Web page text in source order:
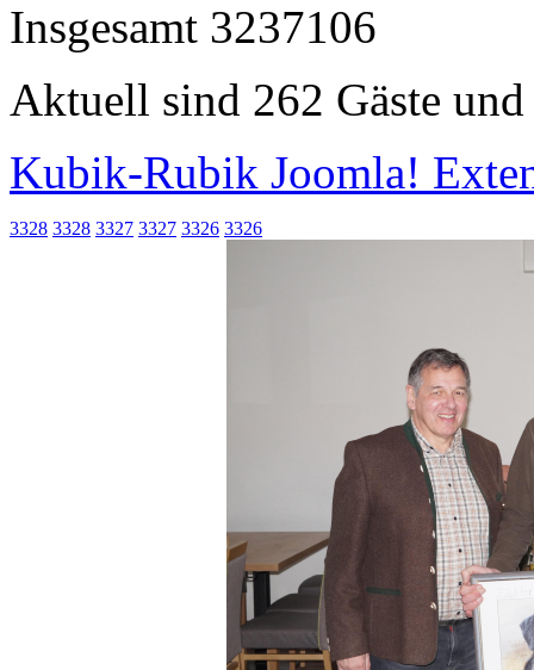
Insgesamt 3237106
Aktuell sind 262 Gäste
Kubik-Rubik Joomla!
3328 3328 3327 3327 3326 3326